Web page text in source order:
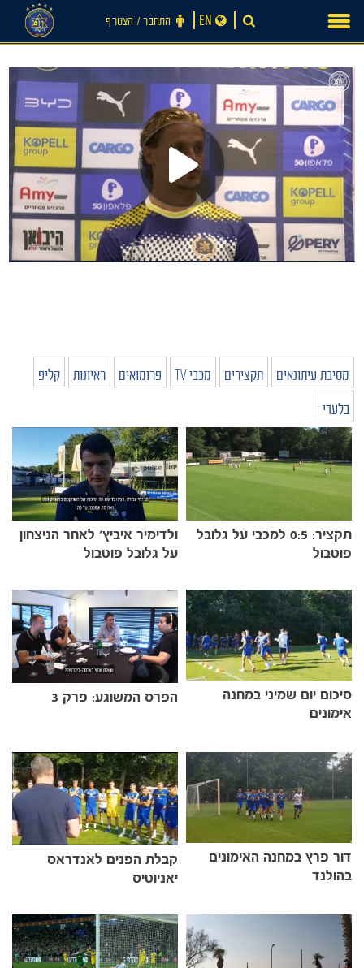
content
התחבר ‪/‬ הצטרף EN
מסיבת עיתונאים תקצירים מכבי TV פרומואים ראיונות
קליפ
בלעדי
תקציר: 0:5 למכבי על גלובל
פוטבול
ולדימיר איביץ' לאחר הניצחון
על גלובל פוטבול
סיכום יום שמיני במחנה
אימונים
הפרס המשוגע: פרק 3
דור פרץ במחנה האימונים
בהולנד
קבלת הפנים לאנדראס
יאניוטיס